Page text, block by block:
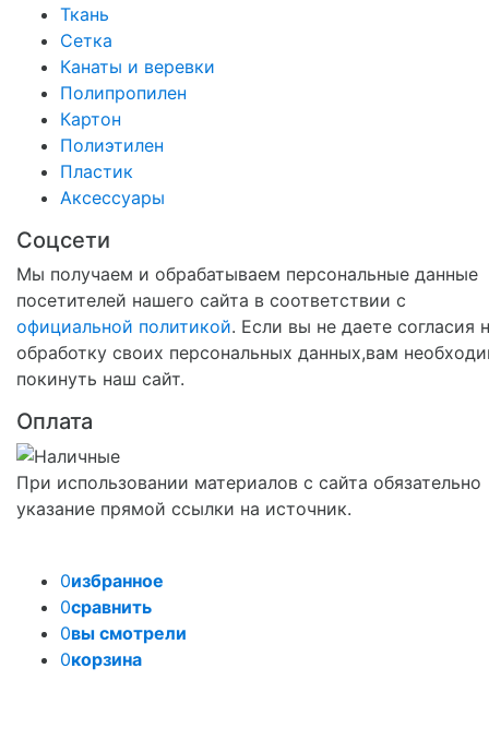
Ткань
Сетка
Канаты и веревки
Полипропилен
Картон
Полиэтилен
Пластик
Аксессуары
Соцсети
Мы получаем и обрабатываем персональные данные
посетителей нашего сайта в соответствии с
официальной политикой. Если вы не даете согласия
обработку своих персональных данных,вам
покинуть наш сайт.
Оплата
При использовании материалов с сайта обязательно
указание прямой ссылки на источник.
0избранное
0сравнить
0вы смотрели
0корзина